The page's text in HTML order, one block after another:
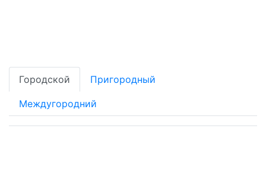
Городской Пригородный
Междугородний